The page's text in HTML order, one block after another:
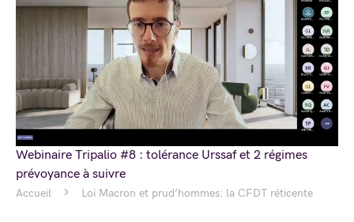
Accueil Loi Macron et prud’hommes: la CFDT réticente
Webinaire Tripalio #8 : tolérance Urssaf et 2 régimes
prévoyance à suivre